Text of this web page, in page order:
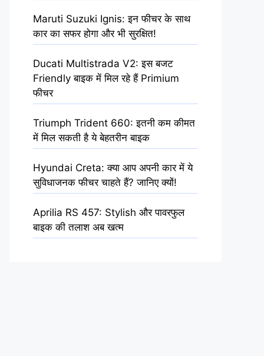
Maruti Suzuki Ignis: इन फीचर के साथ
कार का सफर होगा और भी सुरक्षित!
Ducati Multistrada V2: इस बजट
Friendly बाइक में मिल रहे हैं Primium
फीचर
Triumph Trident 660: इतनी कम कीमत
में मिल सकती है ये बेहतरीन बाइक
Hyundai Creta: क्या आप अपनी कार में ये
सुविधाजनक फीचर चाहते हैं? जानिए क्यों!
Aprilia RS 457: Stylish और पावरफुल
बाइक की तलाश अब खत्म